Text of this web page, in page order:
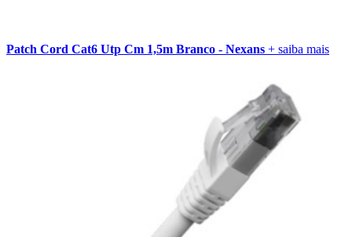
Patch Cord Cat6 Utp Cm 1,5m Branco - Nexans + saiba mais